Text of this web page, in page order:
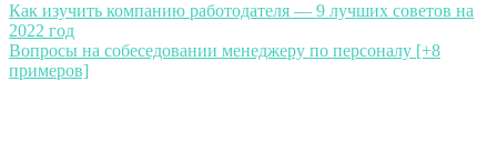
Как изучить компанию работодателя — 9 лучших советов на
2022 год
Вопросы на собеседовании менеджеру по персоналу [+8
примеров]